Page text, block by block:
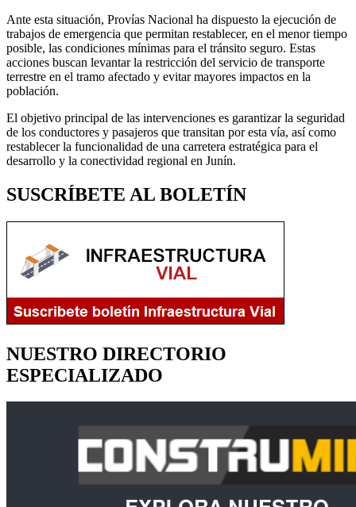
Ante esta situación, Provías Nacional ha dispuesto la ejecución de
trabajos de emergencia que permitan restablecer, en el menor tiempo
posible, las condiciones mínimas para el tránsito seguro. Estas
acciones buscan levantar la restricción del servicio de transporte
terrestre en el tramo afectado y evitar mayores impactos en la
población.
El objetivo principal de las intervenciones es garantizar la seguridad
de los conductores y pasajeros que transitan por esta vía, así como
restablecer la funcionalidad de una carretera estratégica para el
desarrollo y la conectividad regional en Junín.
SUSCRÍBETE AL BOLETÍN
NUESTRO DIRECTORIO
ESPECIALIZADO